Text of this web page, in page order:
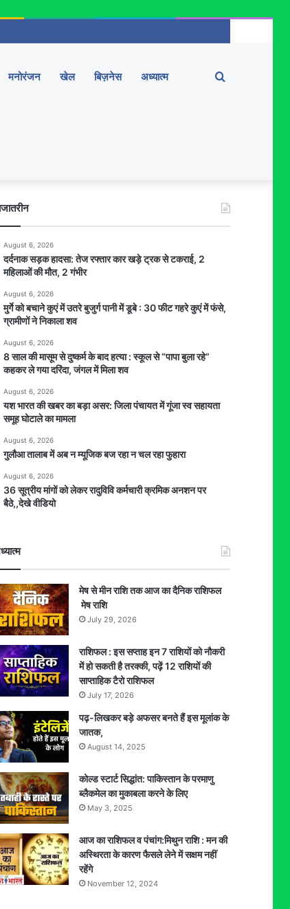
मनोरंजन खेल बिज़नेस अध्यात्म Search
August 6, 2026
दर्दनाक सड़क हादसा: तेज रफ्तार कार खड़े ट्रक से टकराई, 2
महिलाओं की मौत, 2 गंभीर
August 6, 2026
मुर्गे को बचाने कुएं में उतरे बुजुर्ग पानी में डूबे : 30 फीट गहरे कुएं में फंसे,
ग्रामीणों ने निकाला शव
August 6, 2026
8 साल की मासूम से दुष्कर्म के बाद हत्या : स्कूल से “पापा बुला रहे”
कहकर ले गया दरिंदा, जंगल में मिला शव
August 6, 2026
यश भारत की खबर का बड़ा असर: जिला पंचायत में गूंजा स्व सहायता
समूह घोटाले का मामला
August 6, 2026
गुलौआ तालाब में अब न म्यूजिक बज रहा न चल रहा फुहारा
August 6, 2026
36 सूत्रीय मांगों को लेकर रादुविवि कर्मचारी क्रमिक अनशन पर
बैठे,,देखे वीडियो
मेष से मीन राशि तक आज का दैनिक राशिफल
मेष राशि
July 29, 2026
राशिफल : इस सप्ताह इन 7 राशियों को नौकरी
में हो सकती है तरक्की, पढ़ें 12 राशियों की
साप्ताहिक टैरो राशिफल
July 17, 2026
पढ़-लिखकर बड़े अफसर बनते हैं इस मूलांक के
जातक,
August 14, 2025
कोल्ड स्टार्ट सिद्धांत: पाकिस्तान के परमाणु
ब्लैकमेल का मुकाबला करने के लिए
May 3, 2025
आज का राशिफल व पंचांग:मिथुन राशि : मन की
अस्थिरता के कारण फैसले लेने में सक्षम नहीं
रहेंगे
November 12, 2024